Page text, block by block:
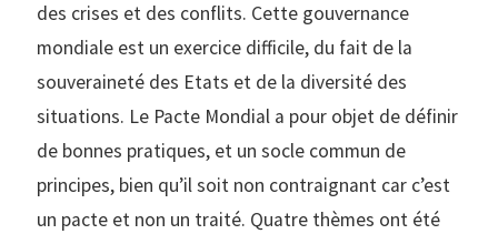
des crises et des conflits. Cette gouvernance
mondiale est un exercice difficile, du fait de la
souveraineté des Etats et de la diversité des
situations. Le Pacte Mondial a pour objet de définir
de bonnes pratiques, et un socle commun de
principes, bien qu’il soit non contraignant car c’est
un pacte et non un traité. Quatre thèmes ont été